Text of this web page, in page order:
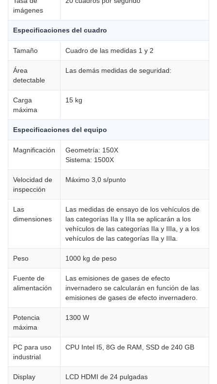
imágenes
Especificaciones del cuadro
Tamaño Cuadro de las medidas 1 y 2
Área
detectable
Las demás medidas de seguridad:
Carga
máxima
15 kg
Especificaciones del equipo
Magnificación
Geometría: 150X
Sistema: 1500X
Velocidad de
inspección
Máximo 3,0 s/punto
Las
dimensiones
Las medidas de ensayo de los vehículos de
las categorías IIa y IIIa se aplicarán a los
vehículos de las categorías IIa y IIIa, y a los
vehículos de las categorías IIa y IIIa.
Peso 1000 kg de peso
Fuente de
alimentación
Las emisiones de gases de efecto
invernadero se calcularán en función de las
emisiones de gases de efecto invernadero.
Potencia
máxima
1300 W
PC para uso
industrial
CPU Intel I5, 8G de RAM, SSD de 240 GB
Display LCD HDMI de 24 pulgadas